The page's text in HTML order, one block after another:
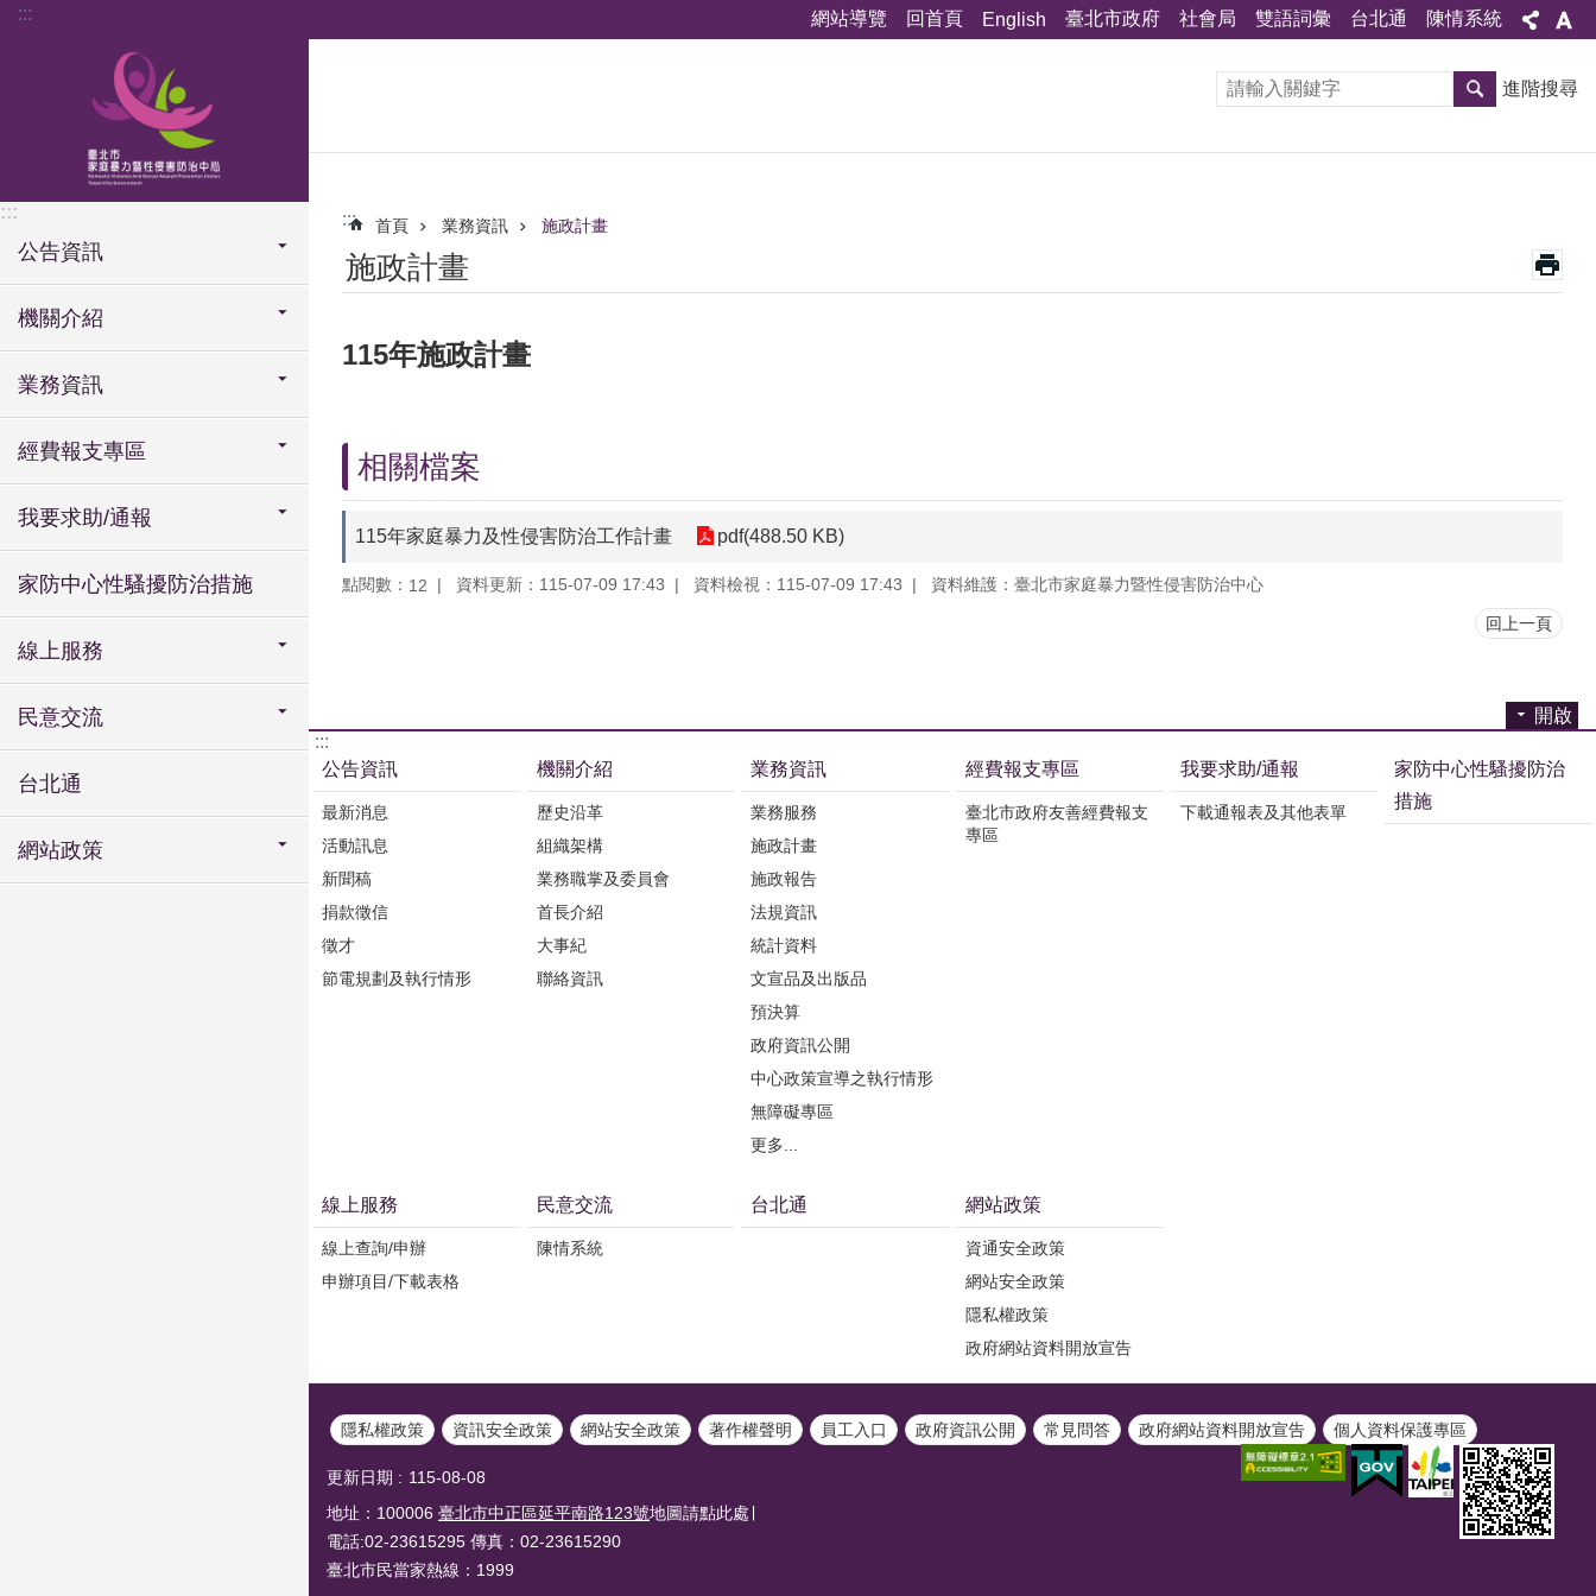
跳到主要內容區塊
::: 網站導覽 回首頁 English 臺北市政府 社會局 雙語詞彙 台北通 陳情系統
:::
公告資訊
機關介紹
業務資訊
經費報支專區
我要求助/通報
家防中心性騷擾防治措施
線上服務
民意交流
台北通
網站政策
進階搜尋
::: 首頁 業務資訊 施政計畫
施政計畫
115年施政計畫
相關檔案
115年家庭暴力及性侵害防治工作計畫 pdf(488.50 KB)
點閱數： 12 資料更新：115-07-09 17:43 資料檢視：115-07-09 17:43 資料維護：臺北市家庭暴力暨性侵害防治中心
回上一頁
開啟
:::
公告資訊
最新消息
活動訊息
新聞稿
捐款徵信
徵才
節電規劃及執行情形
機關介紹
歷史沿革
組織架構
業務職掌及委員會
首長介紹
大事紀
聯絡資訊
業務資訊
業務服務
施政計畫
施政報告
法規資訊
統計資料
文宣品及出版品
預決算
政府資訊公開
中心政策宣導之執行情形
無障礙專區
更多...
經費報支專區
臺北市政府友善經費報支
專區
我要求助/通報
下載通報表及其他表單
家防中心性騷擾防治
措施
線上服務
線上查詢/申辦
申辦項目/下載表格
民意交流
陳情系統
台北通 網站政策
資通安全政策
網站安全政策
隱私權政策
政府網站資料開放宣告
隱私權政策 資訊安全政策 網站安全政策 著作權聲明 員工入口 政府資訊公開 常見問答 政府網站資料開放宣告 個人資料保護專區
更新日期
115-08-08
地址：100006 臺北市中正區延平南路123號地圖請點此處∣
電話:02-23615295 傳真：02-23615290
臺北市民當家熱線：1999